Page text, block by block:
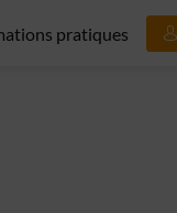
pratiques